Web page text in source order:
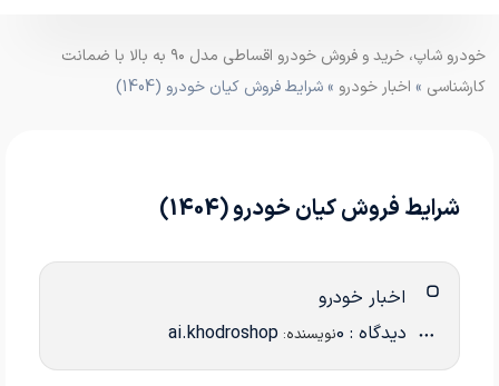
خودرو شاپ، خرید و فروش خودرو اقساطی مدل ۹۰ به بالا با ضمانت
کارشناسی » اخبار خودرو » شرایط فروش کیان خودرو (1404)
شرایط فروش کیان خودرو (1404)
اخبار خودرو
دیدگاه : 0 نویسنده: ai.khodroshop